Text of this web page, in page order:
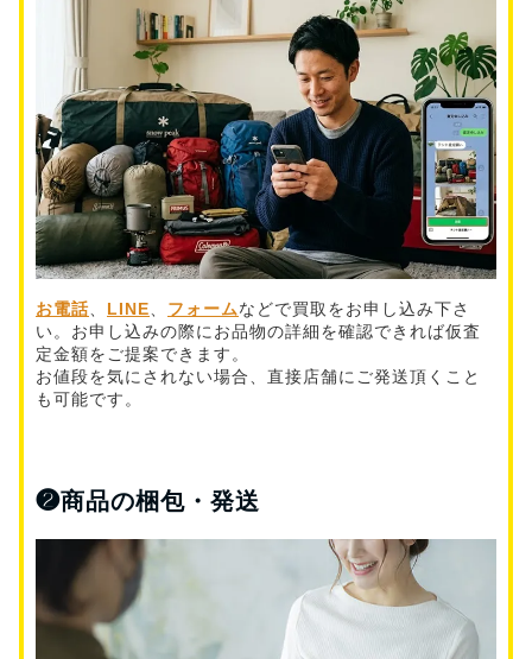
お電話 LINE フォームなどで買取をお申し込み下さ
い。お申し込みの際にお品物の詳細を確認できれば仮査
定金額をご提案できます。
お値段を気にされない場合、直接店舗にご発送頂くこと
も可能です。
❷商品の梱包・発送